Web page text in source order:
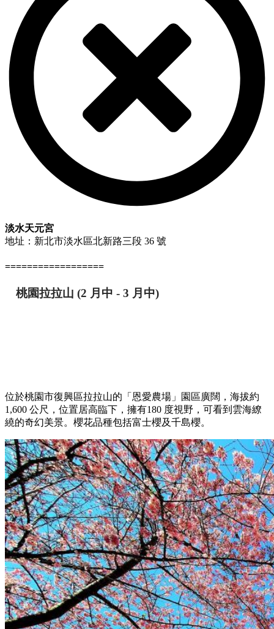
淡水天元宮
地址：新北市淡水區北新路三段 36 號
==================
桃園拉拉山 (2 月中 - 3 月中)
位於桃園市復興區拉拉山的「恩愛農場」園區廣闊，海拔約
1,600 公尺，位置居高臨下，擁有180 度視野，可看到雲海繚
繞的奇幻美景。櫻花品種包括富士櫻及千島櫻。